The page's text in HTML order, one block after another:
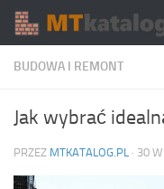
Skip to content
BUDOWA I REMONT
Jak wybrać
PRZEZ MTKATALOG.PL · 30